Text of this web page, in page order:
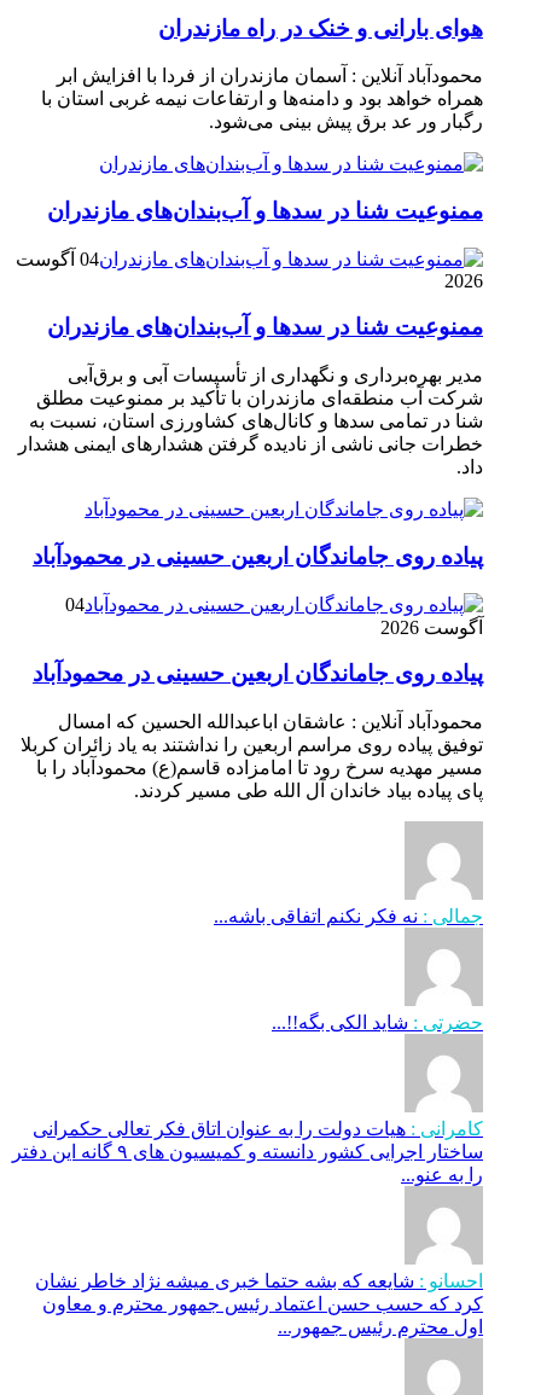
هوای بارانی و خنک در راه مازندران
محمودآباد آنلاین : آسمان مازندران از فردا با افزایش ابر
همراه خواهد بود و دامنه‌ها و ارتفاعات نیمه غربی استان با
رگبار ور عد برق پیش بینی می‌شود.
ممنوعیت شنا در سدها و آب‌بندان‌‌های مازندران
04 آگوست
2026
ممنوعیت شنا در سدها و آب‌بندان‌‌های مازندران
مدیر بهره‌برداری و نگهداری از تأسیسات آبی و برق‌آبی
شرکت آب منطقه‌ای مازندران با تأکید بر ممنوعیت مطلق
شنا در تمامی سدها و کانال‌های کشاورزی استان، نسبت به
خطرات جانی ناشی از نادیده گرفتن هشدارهای ایمنی هشدار
داد.
پیاده روی جاماندگان اربعین حسینی در محمودآباد
04
آگوست 2026
پیاده روی جاماندگان اربعین حسینی در محمودآباد
محمودآباد آنلاین : عاشقان اباعبدالله الحسین که امسال
توفیق پیاده روی مراسم اربعین را نداشتند به یاد زائران کربلا
مسیر مهدیه سرخ رود تا امامزاده قاسم(ع) محمودآباد را با
پای پیاده بیاد خاندان آل الله طی مسیر کردند.
جمالی : نه فکر نکنم اتفاقی باشه...
حضرتی : شاید الکی بگه!!...
کامرانی : هیات دولت را به عنوان اتاق فکر تعالی حکمرانی
ساختار اجرایی کشور دانسته و کمیسیون های ۹ گانه این دفتر
را به عنو...
احسانو : شایعه که بشه حتما خبری میشه نژاد خاطر نشان
کرد که حسب حسن اعتماد رئیس جمهور محترم و معاون
اول محترم رئیس جمهور...